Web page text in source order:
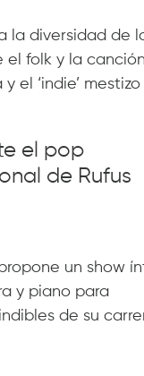
la diversidad de
el folk y la
el ‘indie’ mestizo
el pop
de Rufus
un show
y piano para
de su